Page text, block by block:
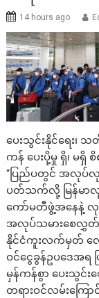
14 hours ago
ပေးသွင်းနိုင်ရေး၊
ကန် ပေးပို့မှု ရှိ၊ မ
“ပြည်ပတွင် အလုပ်လု
ပတ်သက်လို့ မြန်မာလု
ကော်မတီဖွဲ့အနေနဲ့
အလုပ်သမားစေလွှတ်
နိုင်ငံကူးလက်မှတ် လျှ
ဝင်ငွေခွန်ဥပဒေအ
မှန်ကန်စွာ ပေးသွင်း
တရားဝင်လမ်းကြေ